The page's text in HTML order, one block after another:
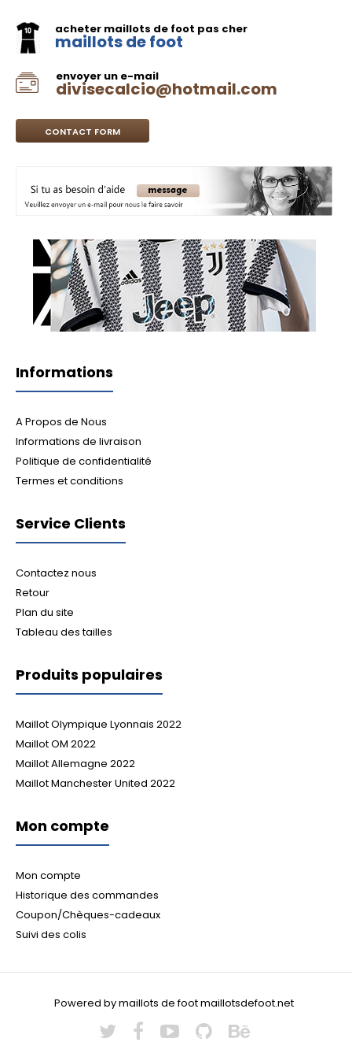
acheter maillots de foot pas cher
maillots de foot
envoyer un e-mail
divisecalcio@hotmail.com
CONTACT FORM
Informations
A Propos de Nous
Informations de livraison
Politique de confidentialité
Termes et conditions
Service Clients
Contactez nous
Retour
Plan du site
Tableau des tailles
Produits populaires
Maillot Olympique Lyonnais 2022
Maillot OM 2022
Maillot Allemagne 2022
Maillot Manchester United 2022
Mon compte
Mon compte
Historique des commandes
Coupon/Chèques-cadeaux
Suivi des colis
Powered by maillots de foot maillotsdefoot.net